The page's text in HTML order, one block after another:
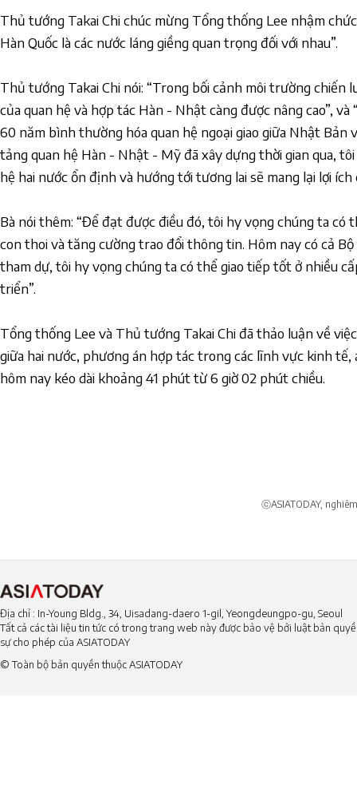
Thủ tướng Takai Chi chúc mừng Tổng thống Lee nhậm
Hàn Quốc là các nước láng giềng quan trọng đối với nhau”.
Thủ tướng Takai Chi nói: “Trong bối cảnh môi trường chiến
của quan hệ và hợp tác Hàn - Nhật càng được nâng cao”,
60 năm bình thường hóa quan hệ ngoại giao giữa Nhật Bản
tảng quan hệ Hàn - Nhật - Mỹ đã xây dựng thời gian qua,
hệ hai nước ổn định và hướng tới tương lai sẽ mang lại lợi ích
Bà nói thêm: “Để đạt được điều đó, tôi hy vọng chúng ta có
con thoi và tăng cường trao đổi thông tin. Hôm nay có cả
tham dự, tôi hy vọng chúng ta có thể giao tiếp tốt ở nhiều
triển”.
Tổng thống Lee và Thủ tướng Takai Chi đã thảo luận về
giữa hai nước, phương án hợp tác trong các lĩnh vực kinh tế,
hôm nay kéo dài khoảng 41 phút từ 6 giờ 02 phút chiều.
ⓒASIATODAY,
Địa chỉ : In-Young Bldg., 34, Uisadang-daero 1-gil, Yeongdeungpo-gu, Seoul
Tất cả các tài liệu tin tức có trong trang web này được bảo vệ bởi luật bản
sự cho phép của ASIATODAY
© Toàn bộ bản quyền thuộc ASIATODAY